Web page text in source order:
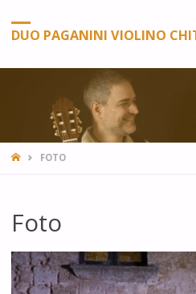
DUO PAGANINI VIOLINO
HOMEFOTO
Foto